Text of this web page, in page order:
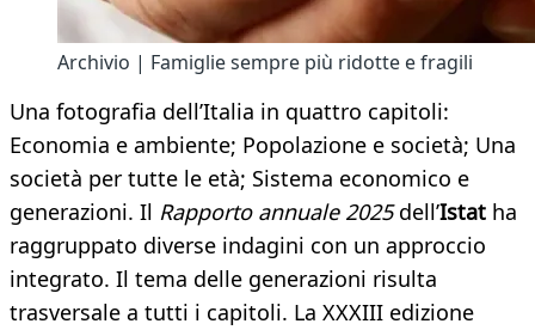
Archivio | Famiglie sempre più ridotte e fragili
Una fotografia dell’Italia in quattro capitoli:
Economia e ambiente; Popolazione e società; Una
società per tutte le età; Sistema economico e
generazioni. Il Rapporto annuale 2025dell’Istat ha
raggruppato diverse indagini con un approccio
integrato. Il tema delle generazioni risulta
trasversale a tutti i capitoli. La XXXIII edizione